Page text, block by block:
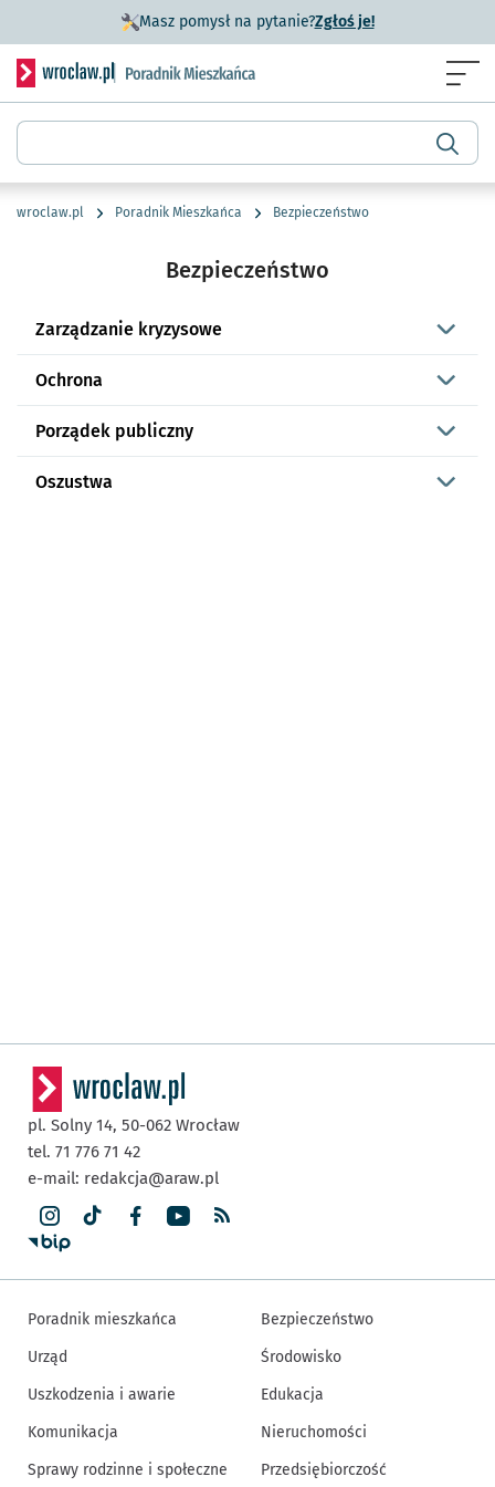
Masz pomysł na pytanie?Zgłoś je!- otworzy się w
Serwis informacyjny wroclaw.pl podserwis: Poradnik
Wyszukiwarka
wroclaw.pl Poradnik Mieszkańca Bezpieczeństwo
Bezpieczeństwo
Zarządzanie kryzysowe
Ochrona
Porządek publiczny
Oszustwa
pl. Solny 14, 50-062 Wrocław
tel. 71 776 71 42
e-mail: redakcja@araw.pl
Poradnik mieszkańca
Urząd
Uszkodzenia i awarie
Komunikacja
Sprawy rodzinne i społeczne
Bezpieczeństwo
Środowisko
Edukacja
Nieruchomości
Przedsiębiorczość